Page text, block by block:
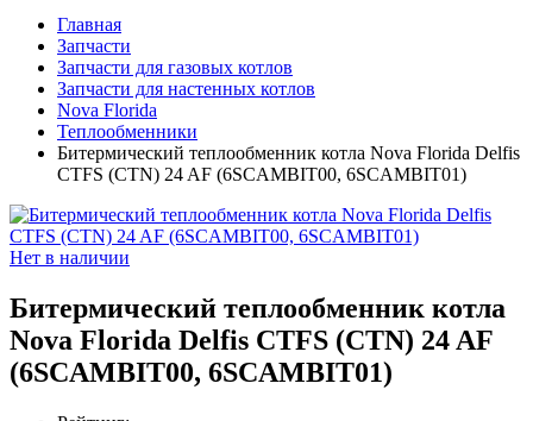
Главная
Запчасти
Запчасти для газовых котлов
Запчасти для настенных котлов
Nova Florida
Теплообменники
Битермический теплообменник котла Nova Florida Delfis
CTFS (CTN) 24 AF (6SCAMBIT00, 6SCAMBIT01)
Нет в наличии
Битермический теплообменник котла
Nova Florida Delfis CTFS (CTN) 24 AF
(6SCAMBIT00, 6SCAMBIT01)